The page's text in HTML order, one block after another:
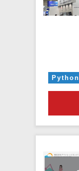
Python